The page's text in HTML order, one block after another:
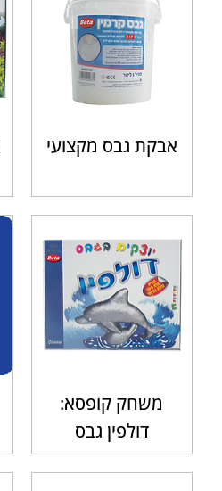
אבקת גבס מקצועי
משחק קופסא:
דולפין גבס